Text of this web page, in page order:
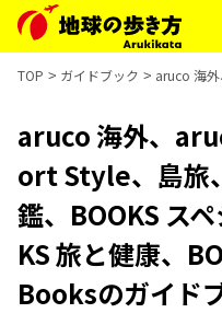
TOP ガイドブック aruco 海
aruco 海外、
ort Style、島旅
鑑、BOOKS ス
KS 旅と健康、
Booksのガイド